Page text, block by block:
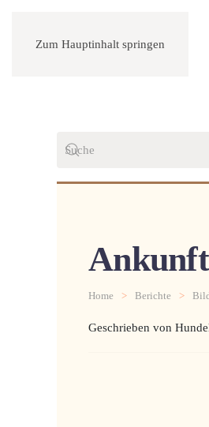
Zum Hauptinhalt springen
Home Berichte
Geschrieben von